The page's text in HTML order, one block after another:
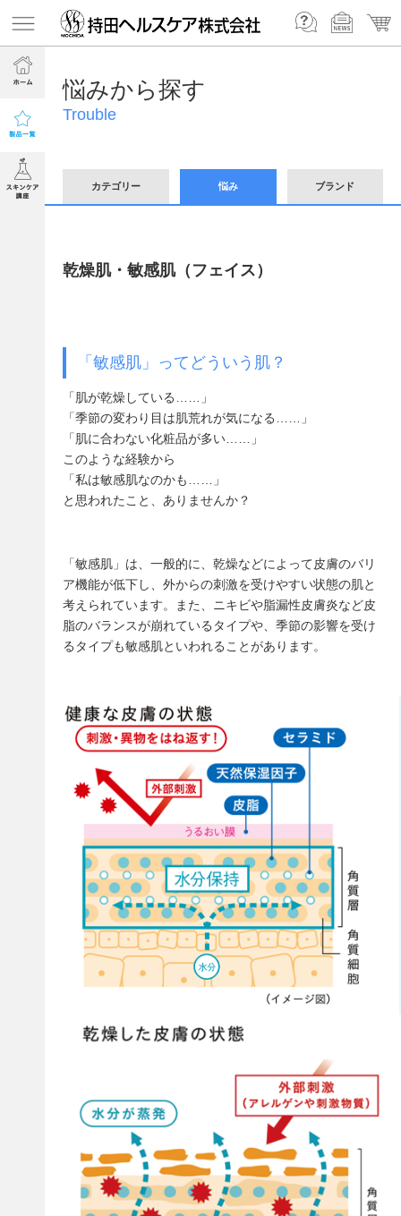
悩みから探す
Trouble
カテゴリー 悩み ブランド
乾燥肌・敏感肌（フェイス）
「敏感肌」ってどういう肌？
「肌が乾燥している……」
「季節の変わり目は肌荒れが気になる……」
「肌に合わない化粧品が多い……」
このような経験から
「私は敏感肌なのかも……」
と思われたこと、ありませんか？
「敏感肌」は、一般的に、乾燥などによって皮膚のバリ
ア機能が低下し、外からの刺激を受けやすい状態の肌と
考えられています。また、ニキビや脂漏性皮膚炎など皮
脂のバランスが崩れているタイプや、季節の影響を受け
るタイプも敏感肌といわれることがあります。